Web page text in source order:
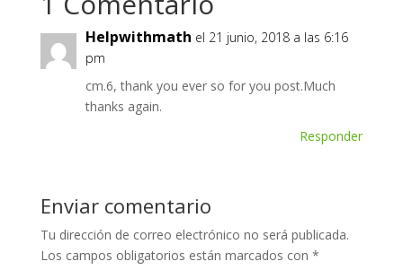
Helpwithmath el 21 junio, 2018 a las 6:16
pm
cm.6, thank you ever so for you post.Much
thanks again.
Responder
Enviar comentario
Tu dirección de correo electrónico no será publicada.
Los campos obligatorios están marcados con *